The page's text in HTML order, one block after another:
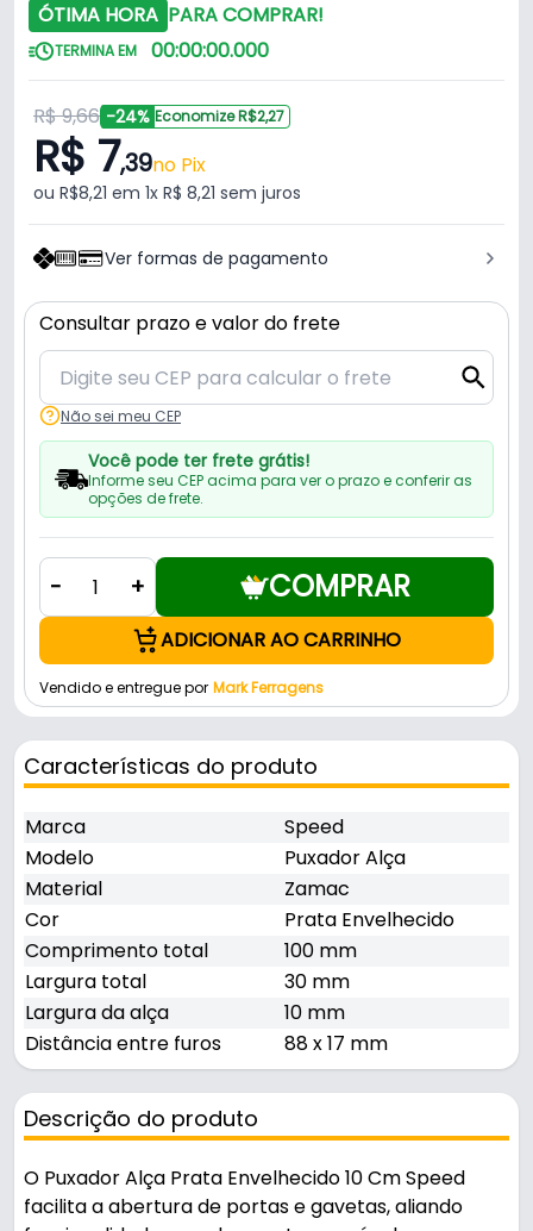
ÓTIMA HORA PARA COMPRAR!
TERMINA EM 00:00:00.000
R$ 9,66 -24% Economize R$2,27
R$ 7,39no Pix
ou R$8,21 em 1x R$ 8,21 sem juros
Ver formas de pagamento
Consultar prazo e valor do frete
Não sei meu CEP
Você pode ter frete grátis!
Informe seu CEP acima para ver o prazo e conferir as
opções de frete.
- + COMPRAR
ADICIONAR AO CARRINHO
Vendido e entregue por Mark Ferragens
Características do produto
Marca
Speed
Modelo
Puxador Alça
Material
Zamac
Cor
Prata Envelhecido
Comprimento total
100 mm
Largura total
30 mm
Largura da alça
10 mm
Distância entre furos
88 x 17 mm
Descrição do produto
O Puxador Alça Prata Envelhecido 10 Cm Speed
facilita a abertura de portas e gavetas, aliando